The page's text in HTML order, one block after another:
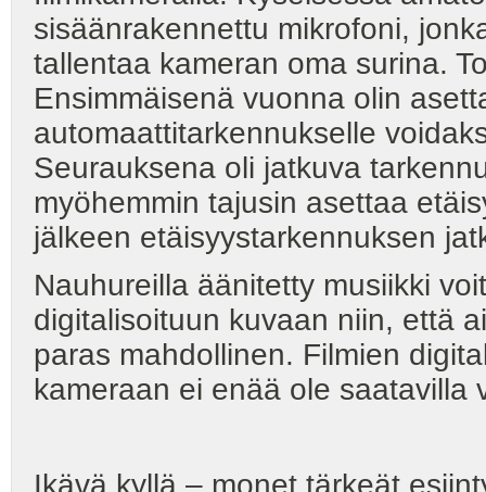
sisäänrakennettu mikrofoni,
tallentaa kameran oma surina.
Ensimmäisenä vuonna olin
automaattitarkennukselle
Seurauksena oli jatkuva
myöhemmin tajusin asettaa
jälkeen etäisyystarkennuksen
Nauhureilla äänitetty musiikki
digitalisoituun kuvaan niin, että
paras mahdollinen. Filmien
kameraan ei enää ole saatavilla
Ikävä kyllä – monet tärkeät